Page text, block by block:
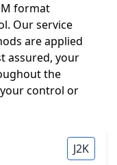
format
Our service
are applied
assured, your
the
control or
J2K